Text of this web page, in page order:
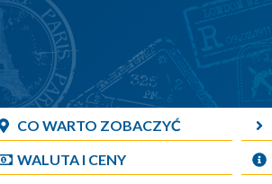
CO WARTO ZOBACZYĆ
WALUTA I CENY